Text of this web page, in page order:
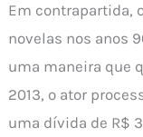
Em contrapartida,
novelas nos anos
uma maneira que
2013, o ator
uma dívida de R$